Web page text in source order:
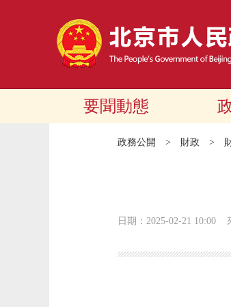
要聞動態
政務公開 > 財政 >
日期：2025-02-21 10:00